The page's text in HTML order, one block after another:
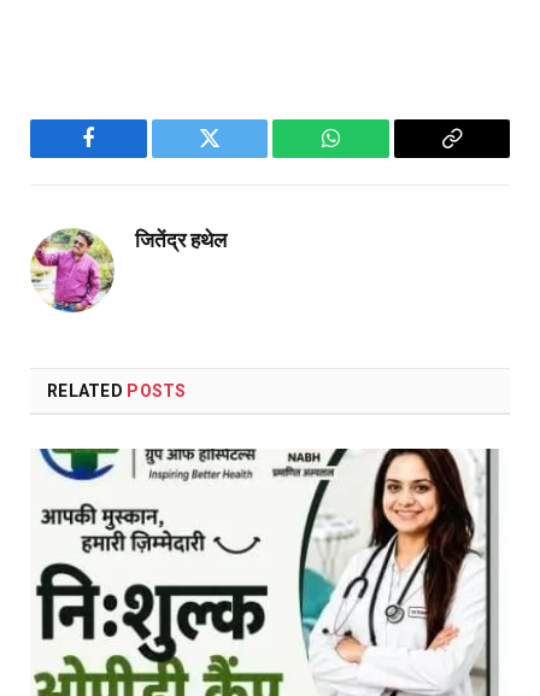
Facebook Twitter WhatsApp
Copy
जितेंद्र हथेल
RELATED POSTS